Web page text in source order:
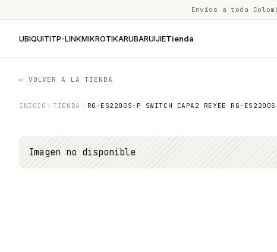
Envíos a toda
UBIQUITITP-LINKMIKROTIKARUBARUIJIETienda
← VOLVER A LA TIENDA
INICIO TIENDA RG-ES220GS-P SWITCH CAPA2 REYEE RG-
Imagen no disponible